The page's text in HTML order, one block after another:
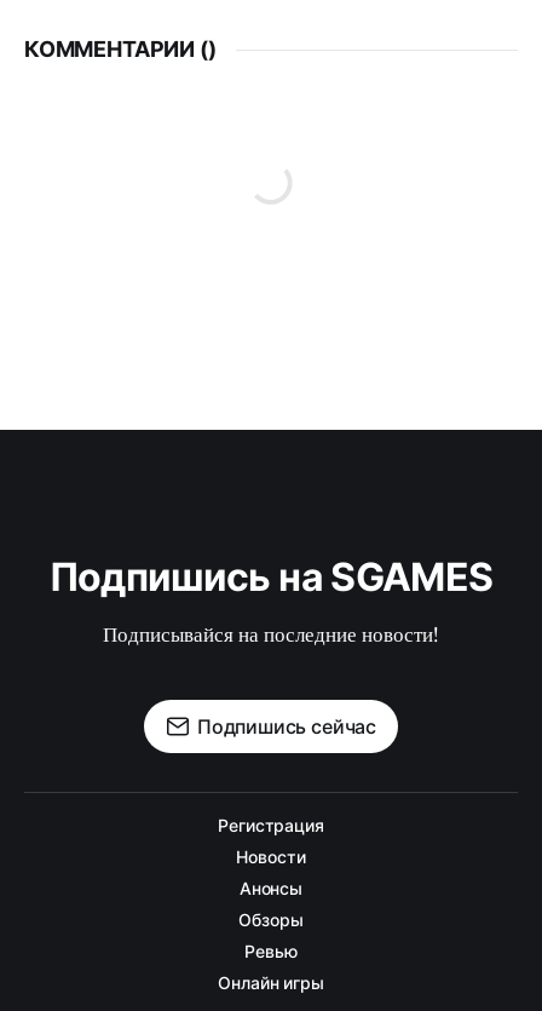
КОММЕНТАРИИ ()
Подпишись на SGAMES
Подписывайся на последние новости!
Подпишись сейчас
Регистрация
Новости
Анонсы
Обзоры
Ревью
Онлайн игры